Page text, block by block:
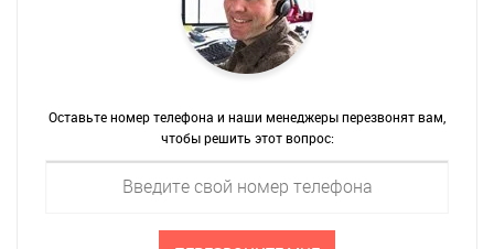
Оставьте номер телефона и наши менеджеры перезвонят вам,
чтобы решить этот вопрос: